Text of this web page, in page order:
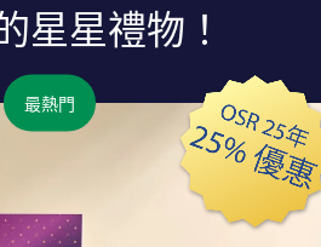
星星禮物！
最熱門